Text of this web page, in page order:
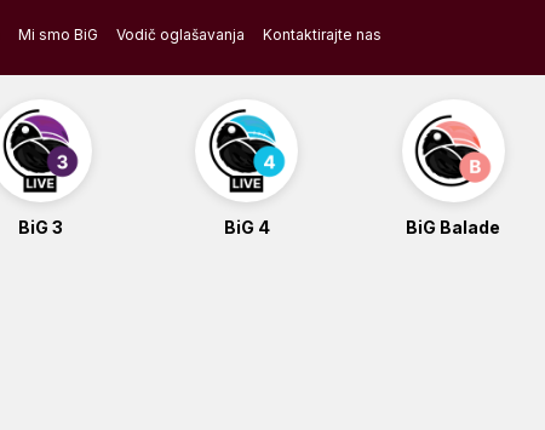
Mi smo BiG Vodič oglašavanja Kontaktirajte nas
BiG 3 BiG 4 BiG Balade